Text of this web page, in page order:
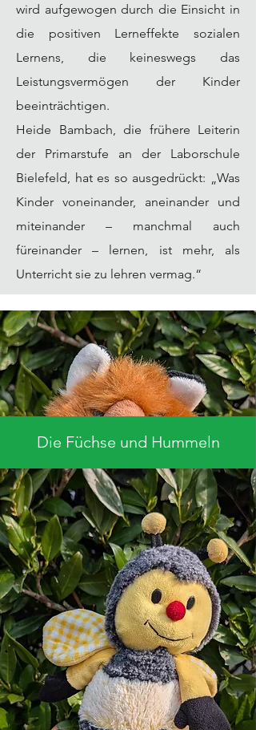
wird aufgewogen durch die Einsicht in
die positiven Lerneffekte sozialen
Lernens, die keineswegs das
Leistungsvermögen der Kinder
beeinträchtigen.
Heide Bambach, die frühere Leiterin
der Primarstufe an der Laborschule
Bielefeld, hat es so ausgedrückt: „Was
Kinder voneinander, aneinander und
miteinander – manchmal auch
füreinander – lernen, ist mehr, als
Unterricht sie zu lehren vermag.“
Die Füchse und Hummeln